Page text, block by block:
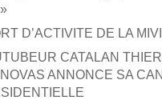
D’ACTIVITE DE LA
CATALAN
ANNONCE SA